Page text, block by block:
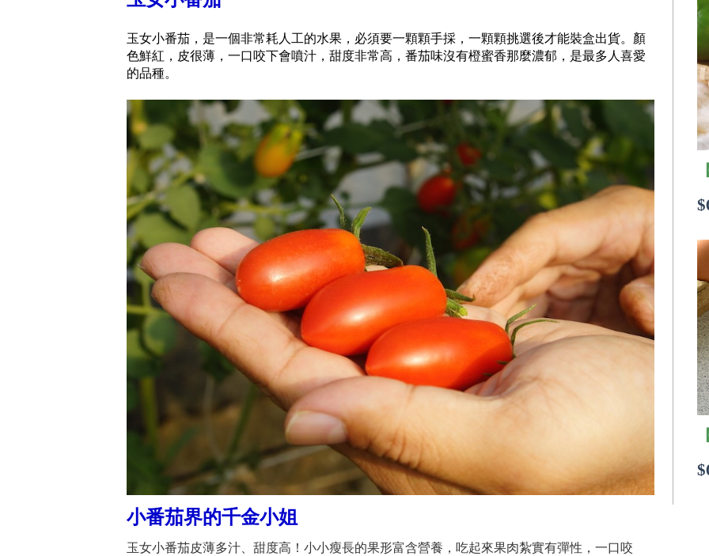
玉女小番茄，是一個非常耗人工的水果，必須要一顆顆手採，一顆顆挑選後才能裝盒出貨。顏
色鮮紅，皮很薄，一口咬下會噴汁，甜度非常高，番茄味沒有橙蜜香那麼濃郁，是最多人喜愛
的品種。
小番茄界的千金小姐
玉女小番茄皮薄多汁、甜度高！小小瘦長的果形富含營養，吃起來果肉紮實有彈性，一口咬